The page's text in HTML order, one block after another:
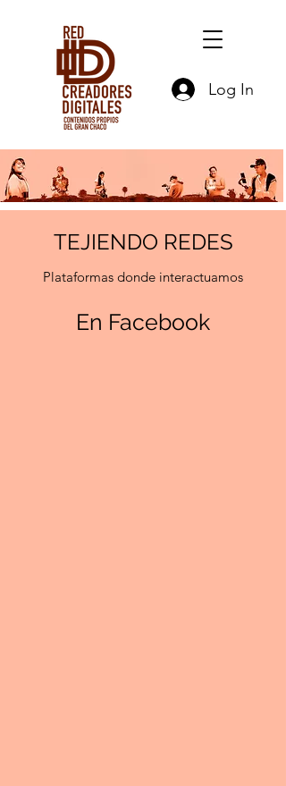
Log In
TEJIENDO REDES
Plataformas donde interactuamos
En Facebook